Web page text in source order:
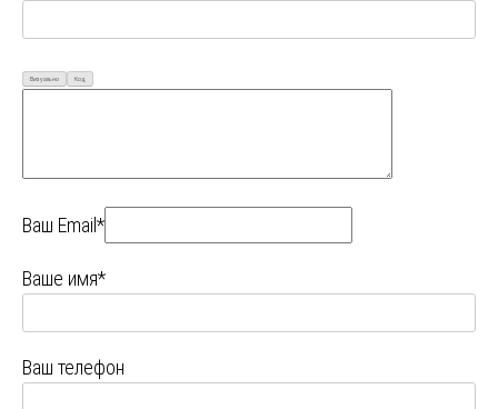
Визуально Код
Ваш Email*
Ваше имя*
Ваш телефон